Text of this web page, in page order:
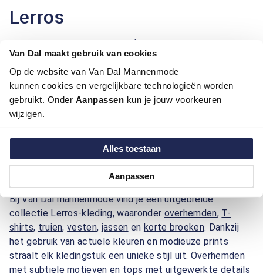
Van Dal maakt gebruik van cookies
Op de website van Van Dal Mannenmode
kunnen cookies en vergelijkbare technologieën worden
gebruikt. Onder Aanpassen kun je jouw voorkeuren
wijzigen.
Alles toestaan
Aanpassen
Lerros
Lerros, een Duits modebedrijf met een rijke
geschiedenis, staat bekend om zijn tijdloze en
betaalbare herenkleding. Het merk richt zich op de
moderne man met een actieve levensstijl die er graag
goed uitziet, zowel op het werk als in zijn vrije tijd.
Lerros combineert sportieve ontwerpen met subtiele
details en hoogwaardige materialen, wat resulteert in
kleding die comfort en stijl moeiteloos combineert.
Lerros bij Van Dal mannenmode
Bij Van Dal mannenmode vind je een uitgebreide
collectie Lerros-kleding, waaronder overhemden, T-
shirts, truien,vesten, jassen en korte broeken. Dankzij
het gebruik van actuele kleuren en modieuze prints
straalt elk kledingstuk een unieke stijl uit. Overhemden
met subtiele motieven en tops met uitgewerkte details